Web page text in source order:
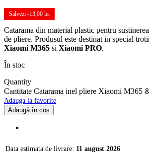
Salvezi -13,00 lei
Catarama din material plastic pentru
de pliere. Produsul este destinat in special
Xiaomi M365 si Xiaomi PRO.
În stoc
Quantity
Cantitate Catarama inel pliere Xiaomi M365
Adauga la favorite
Adaugă în coș
Data estimata de livrare: 11 august 2026